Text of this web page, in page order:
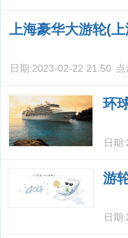
上海豪华大游轮(
日期:2023-02-22 21:50
环
日期:
游
日期: